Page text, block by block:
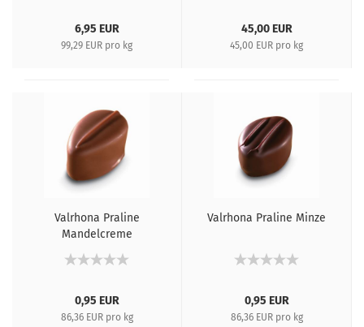
6,95 EUR
99,29 EUR pro kg
45,00 EUR
45,00 EUR pro kg
Valrhona Praline
Mandelcreme
0,95 EUR
86,36 EUR pro kg
Valrhona Praline Minze
0,95 EUR
86,36 EUR pro kg